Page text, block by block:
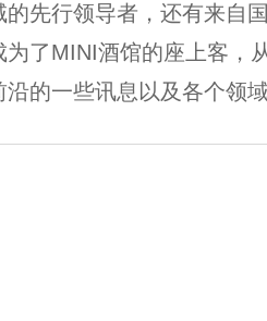
先行领导者，还有来自
了MINI酒馆的座上客，
沿的一些讯息以及各个领